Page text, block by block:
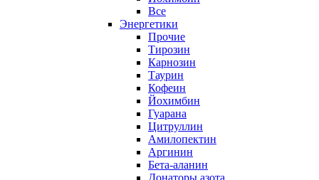
Все
Энергетики
Прочие
Тирозин
Карнозин
Таурин
Кофеин
Йохимбин
Гуарана
Цитруллин
Амилопектин
Аргинин
Бета-аланин
Донаторы азота